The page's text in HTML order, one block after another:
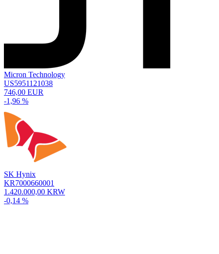
Micron Technology
US5951121038
746,00 EUR
-1,96 %
SK Hynix
KR7000660001
1.420.000,00 KRW
-0,14 %